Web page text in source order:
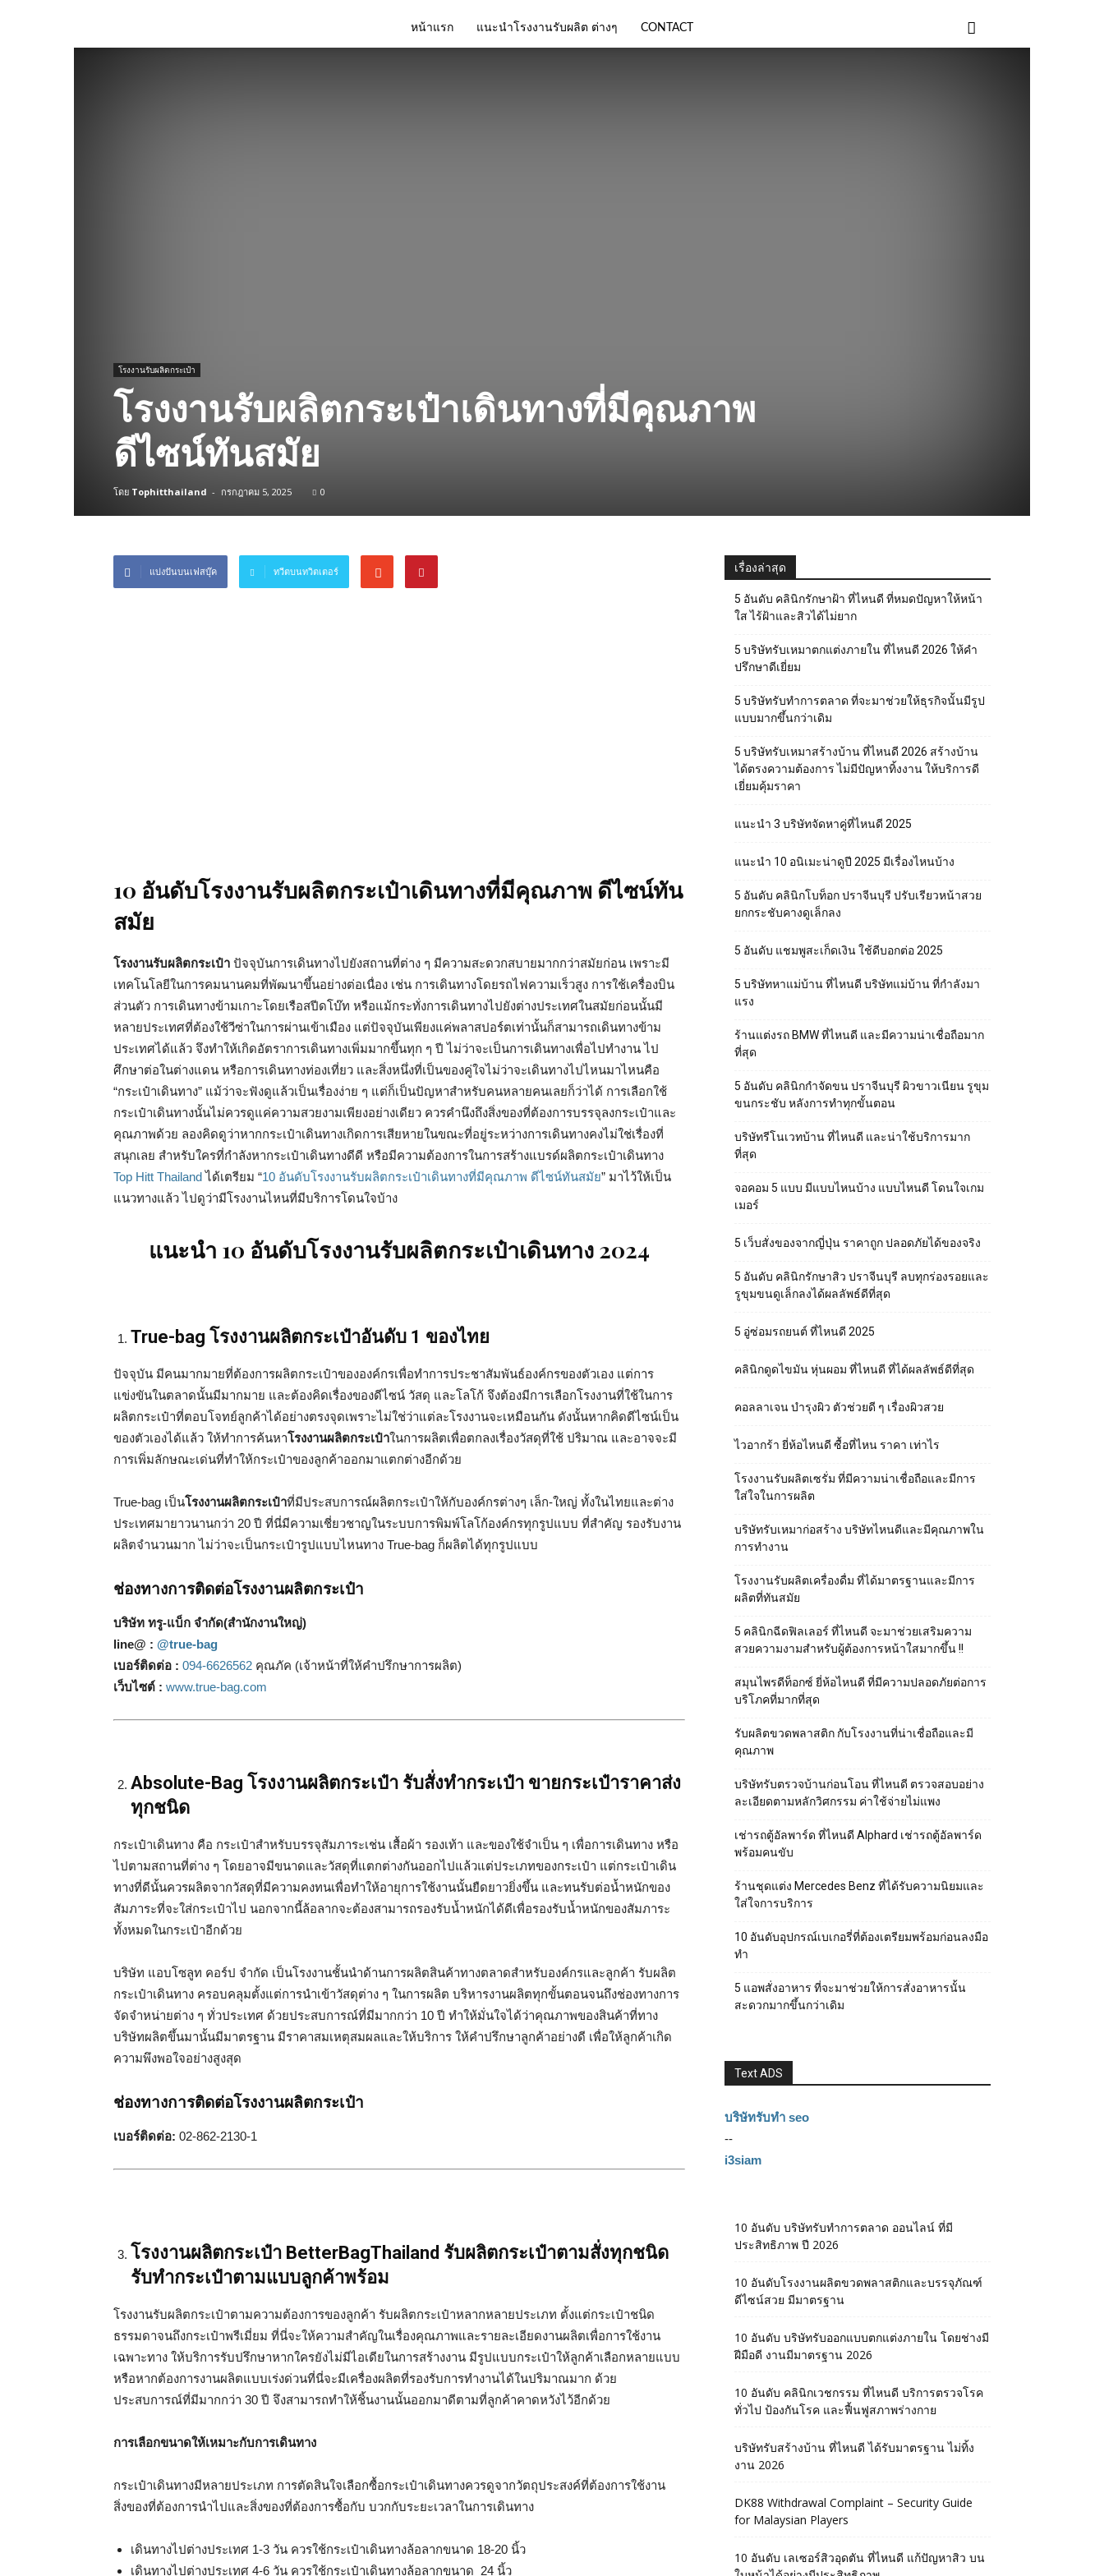
หน้าแรก แนะนำโรงงานรับผลิต ต่างๆ CONTACT
โรงงานรับผลิตกระเป๋า
โรงงานรับผลิตกระเป๋าเดินทางที่มีคุณภาพ
ดีไซน์ทันสมัย
โดย Tophitthailand - กรกฎาคม 5, 2025 0
แบ่งปันบนเฟสบุ๊ค ทวีตบนทวิตเตอร์
10 อันดับโรงงานรับผลิตกระเป๋าเดินทางที่มีคุณภาพ ดีไซน์ทัน
สมัย
โรงงานรับผลิตกระเป๋า ปัจจุบันการเดินทางไปยังสถานที่ต่าง ๆ มีความสะดวกสบายมากกว่าสมัยก่อน เพราะมี
เทคโนโลยีในการคมนานคมที่พัฒนาขึ้นอย่างต่อเนื่อง เช่น การเดินทางโดยรถไฟความเร็วสูง การใช้เครื่องบิน
ส่วนตัว การเดินทางข้ามเกาะโดยเรือสปีดโบ๊ท หรือแม้กระทั่งการเดินทางไปยังต่างประเทศในสมัยก่อนนั้นมี
หลายประเทศที่ต้องใช้วีซ่าในการผ่านเข้าเมือง แต่ปัจจุบันเพียงแค่พลาสปอร์ตเท่านั้นก็สามารถเดินทางข้าม
ประเทศได้แล้ว จึงทำให้เกิดอัตราการเดินทางเพิ่มมากขึ้นทุก ๆ ปี ไม่ว่าจะเป็นการเดินทางเพื่อไปทำงาน ไป
ศึกษาต่อในต่างแดน หรือการเดินทางท่องเที่ยว และสิ่งหนึ่งที่เป็นของคู่ใจไม่ว่าจะเดินทางไปไหนมาไหนคือ
“กระเป๋าเดินทาง” แม้ว่าจะฟังดูแล้วเป็นเรื่องง่าย ๆ แต่ก็เป็นปัญหาสำหรับคนหลายคนเลยก็ว่าได้ การเลือกใช้
กระเป๋าเดินทางนั้นไม่ควรดูแค่ความสวยงามเพียงอย่างเดียว ควรคำนึงถึงสิ่งของที่ต้องการบรรจุลงกระเป๋าและ
คุณภาพด้วย ลองคิดดูว่าหากกระเป๋าเดินทางเกิดการเสียหายในขณะที่อยู่ระหว่างการเดินทางคงไม่ใช่เรื่องที่
สนุกเลย สำหรับใครที่กำลังหากระเป๋าเดินทางดีดี หรือมีความต้องการในการสร้างแบรด์ผลิตกระเป๋าเดินทาง
Top Hitt Thailandได้เตรียม “10 อันดับโรงงานรับผลิตกระเป๋าเดินทางที่มีคุณภาพ ดีไซน์ทันสมัย” มาไว้ให้เป็น
แนวทางแล้ว ไปดูว่ามีโรงงานไหนที่มีบริการโดนใจบ้าง
แนะนำ 10 อันดับโรงงานรับผลิตกระเป๋าเดินทาง 2024
True-bag โรงงานผลิตกระเป๋าอันดับ 1 ของไทย
ปัจจุบัน มีคนมากมายที่ต้องการผลิตกระเป๋าขององค์กรเพื่อทำการประชาสัมพันธ์องค์กรของตัวเอง แต่การ
แข่งขันในตลาดนั้นมีมากมาย และต้องคิดเรื่องของดีไซน์ วัสดุ และโลโก้ จึงต้องมีการเลือกโรงงานที่ใช้ในการ
ผลิตกระเป๋าที่ตอบโจทย์ลูกค้าได้อย่างตรงจุดเพราะไม่ใช่ว่าแต่ละโรงงานจะเหมือนกัน ดังนั้นหากคิดดีไซน์เป็น
ของตัวเองได้แล้ว ให้ทำการค้นหาโรงงานผลิตกระเป๋าในการผลิตเพื่อตกลงเรื่องวัสดุที่ใช้ ปริมาณ และอาจจะมี
การเพิ่มลักษณะเด่นที่ทำให้กระเป๋าของลูกค้าออกมาแตกต่างอีกด้วย
True-bag เป็นโรงงานผลิตกระเป๋าที่มีประสบการณ์ผลิตกระเป๋าให้กับองค์กรต่างๆ เล็ก-ใหญ่ ทั้งในไทยและต่าง
ประเทศมายาวนานกว่า 20 ปี ที่นี่มีความเชี่ยวชาญในระบบการพิมพ์โลโก้องค์กรทุกรูปแบบ ที่สำคัญ รองรับงาน
ผลิตจำนวนมาก ไม่ว่าจะเป็นกระเป๋ารูปแบบไหนทาง True-bag ก็ผลิตได้ทุกรูปแบบ
ช่องทางการติดต่อโรงงานผลิตกระเป๋า
บริษัท ทรู-แบ็ก จำกัด(สำนักงานใหญ่)
line@ : @true-bag
เบอร์ติดต่อ : 094-6626562 คุณภัค (เจ้าหน้าที่ให้คำปรึกษาการผลิต)
เว็บไซต์ : www.true-bag.com
Absolute-Bag โรงงานผลิตกระเป๋า รับสั่งทำกระเป๋า ขายกระเป๋าราคาส่ง
ทุกชนิด
กระเป๋าเดินทาง คือ กระเป๋าสำหรับบรรจุสัมภาระเช่น เสื้อผ้า รองเท้า และของใช้จำเป็น ๆ เพื่อการเดินทาง หรือ
ไปตามสถานที่ต่าง ๆ โดยอาจมีขนาดและวัสดุที่แตกต่างกันออกไปแล้วแต่ประเภทของกระเป๋า แต่กระเป๋าเดิน
ทางที่ดีนั้นควรผลิตจากวัสดุที่มีความคงทนเพื่อทำให้อายุการใช้งานนั้นยืดยาวยิ่งขึ้น และทนรับต่อน้ำหนักของ
สัมภาระที่จะใส่กระเป๋าไป นอกจากนี้ล้อลากจะต้องสามารถรองรับน้ำหนักได้ดีเพื่อรองรับน้ำหนักของสัมภาระ
ทั้งหมดในกระเป๋าอีกด้วย
บริษัท แอบโซลูท คอร์ป จำกัด เป็นโรงงานชั้นนำด้านการผลิตสินค้าทางตลาดสำหรับองค์กรและลูกค้า รับผลิต
กระเป๋าเดินทาง ครอบคลุมตั้งแต่การนำเข้าวัสดุต่าง ๆ ในการผลิต บริหารงานผลิตทุกขั้นตอนจนถึงช่องทางการ
จัดจำหน่ายต่าง ๆ ทั่วประเทศ ด้วยประสบการณ์ที่มีมากกว่า 10 ปี ทำให้มั่นใจได้ว่าคุณภาพของสินค้าที่ทาง
บริษัทผลิตขึ้นมานั้นมีมาตรฐาน มีราคาสมเหตุสมผลและให้บริการ ให้คำปรึกษาลูกค้าอย่างดี เพื่อให้ลูกค้าเกิด
ความพึงพอใจอย่างสูงสุด
ช่องทางการติดต่อโรงงานผลิตกระเป๋า
เบอร์ติดต่อ: 02-862-2130-1
โรงงานผลิตกระเป๋า BetterBagThailand รับผลิตกระเป๋าตามสั่งทุกชนิด
รับทำกระเป๋าตามแบบลูกค้าพร้อม
โรงงานรับผลิตกระเป๋าตามความต้องการของลูกค้า รับผลิตกระเป๋าหลากหลายประเภท ตั้งแต่กระเป๋าชนิด
ธรรมดาจนถึงกระเป๋าพรีเมี่ยม ที่นี่จะให้ความสำคัญในเรื่องคุณภาพและรายละเอียดงานผลิตเพื่อการใช้งาน
เฉพาะทาง ให้บริการรับปรึกษาหากใครยังไม่มีไอเดียในการสร้างงาน มีรูปแบบกระเป๋าให้ลูกค้าเลือกหลายแบบ
หรือหากต้องการงานผลิตแบบเร่งด่วนที่นี่จะมีเครื่องผลิตที่รองรับการทำงานได้ในปริมาณมาก ด้วย
ประสบการณ์ที่มีมากกว่า 30 ปี จึงสามารถทำให้ชิ้นงานนั้นออกมาดีตามที่ลูกค้าคาดหวังไว้อีกด้วย
การเลือกขนาดให้เหมาะกับการเดินทาง
กระเป๋าเดินทางมีหลายประเภท การตัดสินใจเลือกซื้อกระเป๋าเดินทางควรดูจากวัตถุประสงค์ที่ต้องการใช้งาน
สิ่งของที่ต้องการนำไปและสิ่งของที่ต้องการซื้อกับ บวกกับระยะเวลาในการเดินทาง
เดินทางไปต่างประเทศ 1-3 วัน ควรใช้กระเป๋าเดินทางล้อลากขนาด 18-20 นิ้ว
เดินทางไปต่างประเทศ 4-6 วัน ควรใช้กระเป๋าเดินทางล้อลากขนาด 24 นิ้ว
เรื่องล่าสุด
5 อันดับ คลินิกรักษาฝ้า ที่ไหนดี ที่หมดปัญหาให้หน้า
ใส ไร้ฝ้าและสิวได้ไม่ยาก
5 บริษัทรับเหมาตกแต่งภายใน ที่ไหนดี 2026 ให้คำ
ปรึกษาดีเยี่ยม
5 บริษัทรับทำการตลาด ที่จะมาช่วยให้ธุรกิจนั้นมีรูป
แบบมากขึ้นกว่าเดิม
5 บริษัทรับเหมาสร้างบ้าน ที่ไหนดี 2026 สร้างบ้าน
ได้ตรงความต้องการ ไม่มีปัญหาทิ้งงาน ให้บริการดี
เยี่ยมคุ้มราคา
แนะนำ 3 บริษัทจัดหาคู่ที่ไหนดี 2025
แนะนำ 10 อนิเมะน่าดูปี 2025 มีเรื่องไหนบ้าง
5 อันดับ คลินิกโบท็อก ปราจีนบุรี ปรับเรียวหน้าสวย
ยกกระชับคางดูเล็กลง
5 อันดับ แชมพูสะเก็ดเงิน ใช้ดีบอกต่อ 2025
5 บริษัทหาแม่บ้าน ที่ไหนดี บริษัทแม่บ้าน ที่กำลังมา
แรง
ร้านแต่งรถ BMW ที่ไหนดี และมีความน่าเชื่อถือมาก
ที่สุด
5 อันดับ คลินิกกำจัดขน ปราจีนบุรี ผิวขาวเนียน รูขุม
ขนกระชับ หลังการทำทุกขั้นตอน
บริษัทรีโนเวทบ้าน ที่ไหนดี และน่าใช้บริการมาก
ที่สุด
จอคอม 5 แบบ มีแบบไหนบ้าง แบบไหนดี โดนใจเกม
เมอร์
5 เว็บสั่งของจากญี่ปุ่น ราคาถูก ปลอดภัยได้ของจริง
5 อันดับ คลินิกรักษาสิว ปราจีนบุรี ลบทุกร่องรอยและ
รูขุมขนดูเล็กลงได้ผลลัพธ์ดีที่สุด
5 อู่ซ่อมรถยนต์ ที่ไหนดี 2025
คลินิกดูดไขมัน หุ่นผอม ที่ไหนดี ที่ได้ผลลัพธ์ดีที่สุด
คอลลาเจน บำรุงผิว ตัวช่วยดี ๆ เรื่องผิวสวย
ไวอากร้า ยี่ห้อไหนดี ซื้อที่ไหน ราคา เท่าไร
โรงงานรับผลิตเซรั่ม ที่มีความน่าเชื่อถือและมีการ
ใส่ใจในการผลิต
บริษัทรับเหมาก่อสร้าง บริษัทไหนดีและมีคุณภาพใน
การทำงาน
โรงงานรับผลิตเครื่องดื่ม ที่ได้มาตรฐานและมีการ
ผลิตที่ทันสมัย
5 คลินิกฉีดฟิลเลอร์ ที่ไหนดี จะมาช่วยเสริมความ
สวยความงามสำหรับผู้ต้องการหน้าใสมากขึ้น !!
สมุนไพรดีท็อกซ์ ยี่ห้อไหนดี ที่มีความปลอดภัยต่อการ
บริโภคที่มากที่สุด
รับผลิตขวดพลาสติก กับโรงงานที่น่าเชื่อถือและมี
คุณภาพ
บริษัทรับตรวจบ้านก่อนโอน ที่ไหนดี ตรวจสอบอย่าง
ละเอียดตามหลักวิศกรรม ค่าใช้จ่ายไม่แพง
เช่ารถตู้อัลพาร์ด ที่ไหนดี Alphard เช่ารถตู้อัลพาร์ด
พร้อมคนขับ
ร้านชุดแต่ง Mercedes Benz ที่ได้รับความนิยมและ
ใส่ใจการบริการ
10 อันดับอุปกรณ์เบเกอรี่ที่ต้องเตรียมพร้อมก่อนลงมือ
ทำ
5 แอพสั่งอาหาร ที่จะมาช่วยให้การสั่งอาหารนั้น
สะดวกมากขึ้นกว่าเดิม
Text ADS
บริษัทรับทำ seo
--
i3siam
10 อันดับ บริษัทรับทำการตลาด ออนไลน์ ที่มี
ประสิทธิภาพ ปี 2026
10 อันดับโรงงานผลิตขวดพลาสติกและบรรจุภัณฑ์
ดีไซน์สวย มีมาตรฐาน
10 อันดับ บริษัทรับออกแบบตกแต่งภายใน โดยช่างมี
ฝีมือดี งานมีมาตรฐาน 2026
10 อันดับ คลินิกเวชกรรม ที่ไหนดี บริการตรวจโรค
ทั่วไป ป้องกันโรค และฟื้นฟูสภาพร่างกาย
บริษัทรับสร้างบ้าน ที่ไหนดี ได้รับมาตรฐาน ไม่ทิ้ง
งาน 2026
DK88 Withdrawal Complaint – Security Guide
for Malaysian Players
10 อันดับ เลเซอร์สิวอุดตัน ที่ไหนดี แก้ปัญหาสิว บน